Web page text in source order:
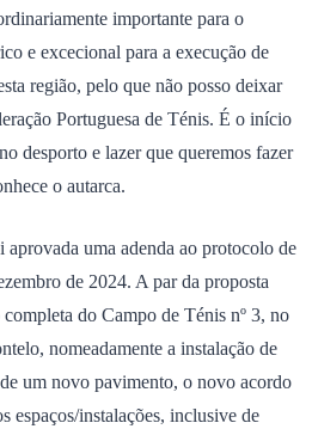
importante para o
e excecional para a execução de
região, pelo que não posso deixar
Portuguesa de Ténis. É o início
desporto e lazer que queremos fazer
o autarca.
uma adenda ao protocolo de
de 2024. A par da proposta
do Campo de Ténis nº 3, no
nomeadamente a instalação de
um novo pavimento, o novo acordo
espaços/instalações, inclusive de